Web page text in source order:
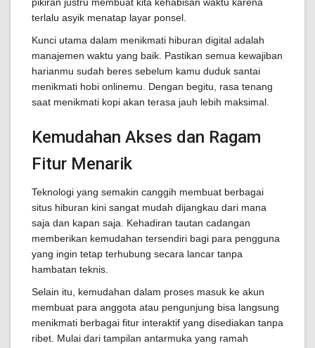
terlalu asyik menatap layar ponsel.
Kunci utama dalam menikmati hiburan digital adalah
manajemen waktu yang baik. Pastikan semua kewajiban
harianmu sudah beres sebelum kamu duduk santai
menikmati hobi onlinemu. Dengan begitu, rasa tenang
saat menikmati kopi akan terasa jauh lebih maksimal.
Kemudahan Akses dan Ragam
Fitur Menarik
Teknologi yang semakin canggih membuat berbagai
situs hiburan kini sangat mudah dijangkau dari mana
saja dan kapan saja. Kehadiran tautan cadangan
memberikan kemudahan tersendiri bagi para pengguna
yang ingin tetap terhubung secara lancar tanpa
hambatan teknis.
Selain itu, kemudahan dalam proses masuk ke akun
membuat para anggota atau pengunjung bisa langsung
menikmati berbagai fitur interaktif yang disediakan tanpa
ribet. Mulai dari tampilan antarmuka yang ramah